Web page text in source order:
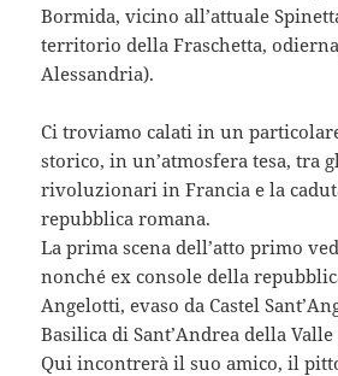
Bormida, vicino all’attuale
territorio della Fraschetta,
Alessandria).
Ci troviamo calati in un
storico, in un’atmosfera tesa, tra
rivoluzionari in Francia e la
repubblica romana.
La prima scena dell’atto primo
nonché ex console della
Angelotti, evaso da Castel
Basilica di Sant’Andrea della
Qui incontrerà il suo amico, il